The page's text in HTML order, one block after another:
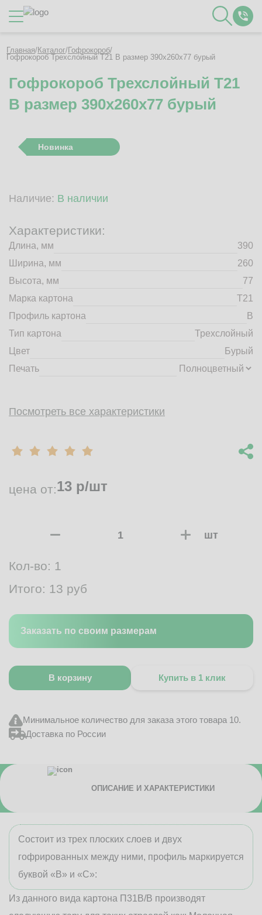
О Компании
Контакты
Полезное
Вакансии
Гофротара с печатью
Рассчитать стоимость упаковки
Пн-Пт 8:00 - 17:00
+7 (4832) 71-44-42
г. Брянск, Белобережская улица, 1А
© 2014 - 2026 | ООО ТД "Брянский картон" Все права защищены,
материалов с сайта строго запрещено.
Главная/Каталог/Гофрокороб/
Гофрокороб Трехслойный Т21 B размер 390x260x77 бурый
Гофрокороб Трехслойный Т21
B размер 390x260x77 бурый
Новинка
Наличие: В наличии
Характеристики:
Длина, мм
390
Ширина, мм
260
Высота, мм
77
Марка картона
Т21
Профиль картона
B
Тип картона
Трехслойный
Цвет
Бурый
Печать
Посмотреть все характеристики
цена от:13 р/шт
шт
Кол-во: 1
Итого: 13 руб
Заказать по своим размерам
В корзину Купить в 1 клик
Минимальное количество для заказа этого товара 10.
Доставка по России
ОПИСАНИЕ И ХАРАКТЕРИСТИКИ
Состоит из трех плоских слоев и двух
гофрированных между ними, профиль маркируется
буквой «В» и «С»:
Из данного вида картона П31В/B производят